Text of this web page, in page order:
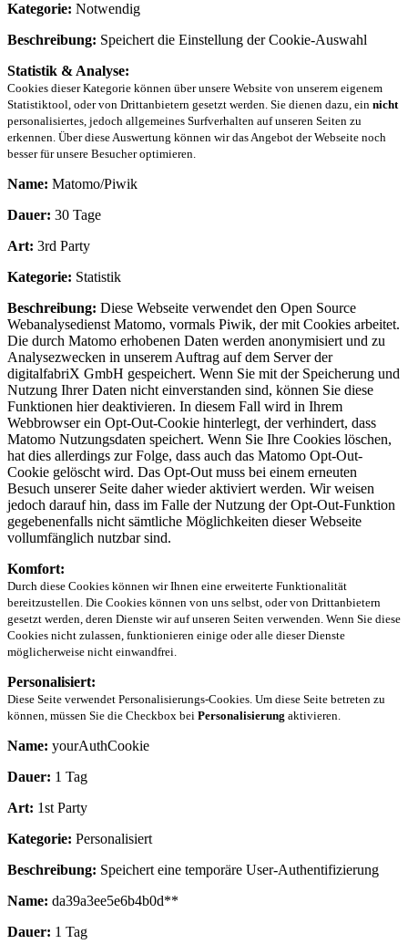
Kategorie: Notwendig
Beschreibung: Speichert die Einstellung der Cookie-Auswahl
Statistik & Analyse:
Cookies dieser Kategorie können über unsere Website von unserem eigenem
Statistiktool, oder von Drittanbietern gesetzt werden. Sie dienen dazu, ein nicht
personalisiertes, jedoch allgemeines Surfverhalten auf unseren Seiten zu
erkennen. Über diese Auswertung können wir das Angebot der Webseite noch
besser für unsere Besucher optimieren.
Name: Matomo/Piwik
Dauer: 30 Tage
Art: 3rd Party
Kategorie: Statistik
Beschreibung: Diese Webseite verwendet den Open Source
Webanalysedienst Matomo, vormals Piwik, der mit Cookies arbeitet.
Die durch Matomo erhobenen Daten werden anonymisiert und zu
Analysezwecken in unserem Auftrag auf dem Server der
digitalfabriX GmbH gespeichert. Wenn Sie mit der Speicherung und
Nutzung Ihrer Daten nicht einverstanden sind, können Sie diese
Funktionen hier deaktivieren. In diesem Fall wird in Ihrem
Webbrowser ein Opt-Out-Cookie hinterlegt, der verhindert, dass
Matomo Nutzungsdaten speichert. Wenn Sie Ihre Cookies löschen,
hat dies allerdings zur Folge, dass auch das Matomo Opt-Out-
Cookie gelöscht wird. Das Opt-Out muss bei einem erneuten
Besuch unserer Seite daher wieder aktiviert werden. Wir weisen
jedoch darauf hin, dass im Falle der Nutzung der Opt-Out-Funktion
gegebenenfalls nicht sämtliche Möglichkeiten dieser Webseite
vollumfänglich nutzbar sind.
Komfort:
Durch diese Cookies können wir Ihnen eine erweiterte Funktionalität
bereitzustellen. Die Cookies können von uns selbst, oder von Drittanbietern
gesetzt werden, deren Dienste wir auf unseren Seiten verwenden. Wenn Sie diese
Cookies nicht zulassen, funktionieren einige oder alle dieser Dienste
möglicherweise nicht einwandfrei.
Personalisiert:
Diese Seite verwendet Personalisierungs-Cookies. Um diese Seite betreten zu
können, müssen Sie die Checkbox bei Personalisierung aktivieren.
Name: yourAuthCookie
Dauer: 1 Tag
Art: 1st Party
Kategorie: Personalisiert
Beschreibung: Speichert eine temporäre User-Authentifizierung
Name: da39a3ee5e6b4b0d**
Dauer: 1 Tag